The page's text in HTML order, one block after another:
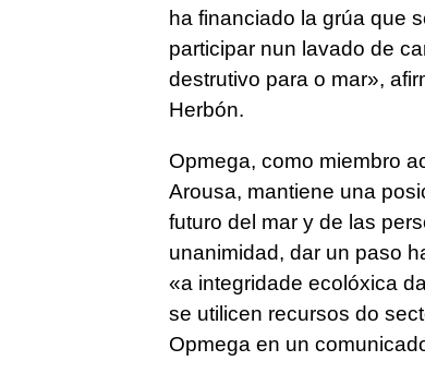
ha financiado la grúa que
participar nun lavado de
destrutivo para o mar»,
Herbón.
Opmega, como miembro
Arousa, mantiene una
futuro del mar y de las
unanimidad, dar un paso
«a integridade ecolóxica
se utilicen recursos do
Opmega en un